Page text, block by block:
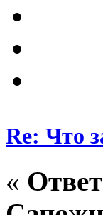
Re: Что
«